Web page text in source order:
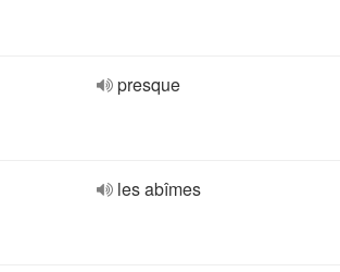
presque
les abîmes